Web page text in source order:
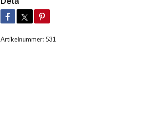
Artikelnummer: 531